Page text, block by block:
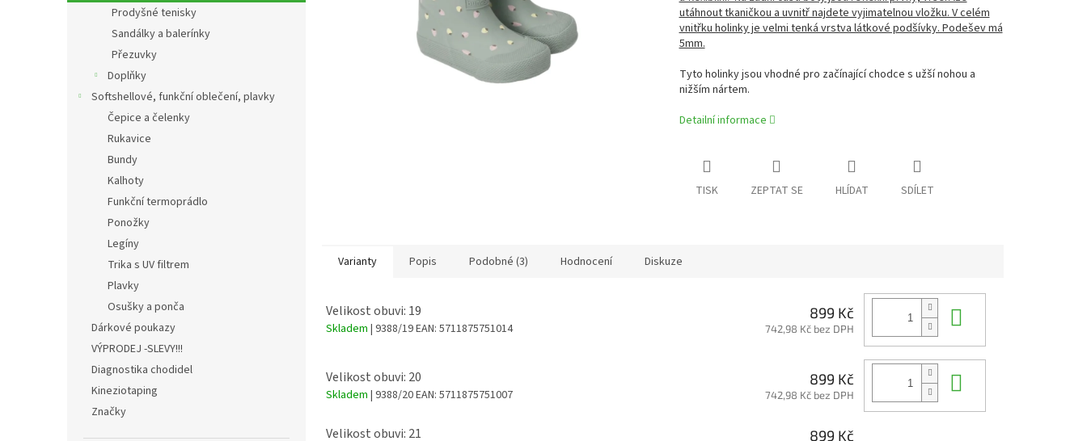
n
Prodyšné tenisky
Sandálky a balerínky
Přezuvky
Doplňky
Softshellové, funkční oblečení, plavky
Čepice a čelenky
Rukavice
Bundy
Kalhoty
Funkční termoprádlo
Ponožky
Legíny
Trika s UV filtrem
Plavky
Osušky a ponča
Dárkové poukazy
VÝPRODEJ -SLEVY!!!
Diagnostika chodidel
Kineziotaping
Značky
utáhnout tkaničkou a uvnitř najdete vyjimatelnou vložku. V celém
vnitřku holinky je velmi tenká vrstva látkové podšívky. Podešev má
5mm.
Tyto holinky jsou vhodné pro začínající chodce s užší nohou a
nižším nártem.
Detailní informace
TISK ZEPTAT SE HLÍDAT SDÍLET
Varianty Popis Podobné (3) Hodnocení Diskuze
Velikost obuvi: 19
Skladem | 9388/19EAN: 5711875751014
899 Kč
742,98 Kč bez DPH
Velikost obuvi: 20
Skladem | 9388/20EAN: 5711875751007
899 Kč
742,98 Kč bez DPH
Velikost obuvi: 21 899 Kč